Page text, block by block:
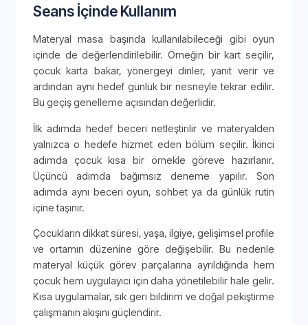
Seans İçinde Kullanım
Materyal masa başında kullanılabileceği gibi oyun
içinde de değerlendirilebilir. Örneğin bir kart seçilir,
çocuk karta bakar, yönergeyi dinler, yanıt verir ve
ardından aynı hedef günlük bir nesneyle tekrar edilir.
Bu geçiş genelleme açısından değerlidir.
İlk adımda hedef beceri netleştirilir ve materyalden
yalnızca o hedefe hizmet eden bölüm seçilir. İkinci
adımda çocuk kısa bir örnekle göreve hazırlanır.
Üçüncü adımda bağımsız deneme yapılır. Son
adımda aynı beceri oyun, sohbet ya da günlük rutin
içine taşınır.
Çocukların dikkat süresi, yaşa, ilgiye, gelişimsel profile
ve ortamın düzenine göre değişebilir. Bu nedenle
materyal küçük görev parçalarına ayrıldığında hem
çocuk hem uygulayıcı için daha yönetilebilir hale gelir.
Kısa uygulamalar, sık geri bildirim ve doğal pekiştirme
çalışmanın akışını güçlendirir.